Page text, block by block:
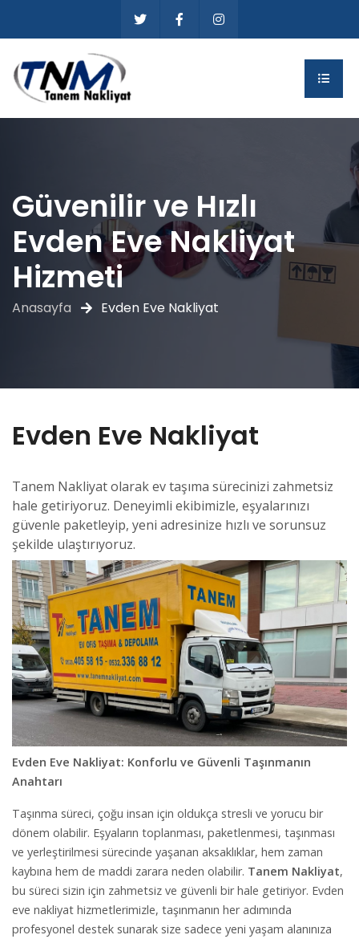
Güvenilir ve Hızlı
Evden Eve Nakliyat
Hizmeti
Anasayfa Evden Eve Nakliyat
Evden Eve Nakliyat
Tanem Nakliyat olarak ev taşıma sürecinizi zahmetsiz
hale getiriyoruz. Deneyimli ekibimizle, eşyalarınızı
güvenle paketleyip, yeni adresinize hızlı ve sorunsuz
şekilde ulaştırıyoruz.
Evden Eve Nakliyat: Konforlu ve Güvenli Taşınmanın
Anahtarı
Taşınma süreci, çoğu insan için oldukça stresli ve yorucu bir
dönem olabilir. Eşyaların toplanması, paketlenmesi, taşınması
ve yerleştirilmesi sürecinde yaşanan aksaklıklar, hem zaman
kaybına hem de maddi zarara neden olabilir. Tanem Nakliyat,
bu süreci sizin için zahmetsiz ve güvenli bir hale getiriyor. Evden
eve nakliyat hizmetlerimizle, taşınmanın her adımında
profesyonel destek sunarak size sadece yeni yaşam alanınıza